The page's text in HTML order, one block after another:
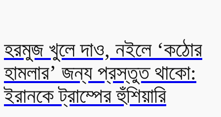
হরমুজ খুলে দাও, নইলে ‘কঠোর
হামলার’ জন্য প্রস্তুত থাকো:
ইরানকে ট্রাম্পের হুঁশিয়ারি